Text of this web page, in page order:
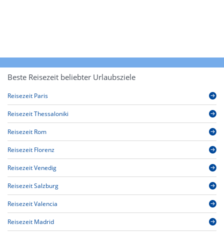
Beste Reisezeit beliebter Urlaubsziele
Reisezeit Paris
Reisezeit Thessaloniki
Reisezeit Rom
Reisezeit Florenz
Reisezeit Venedig
Reisezeit Salzburg
Reisezeit Valencia
Reisezeit Madrid